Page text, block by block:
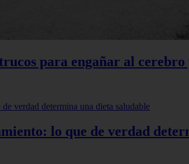
para engañar al
lo que de verdad